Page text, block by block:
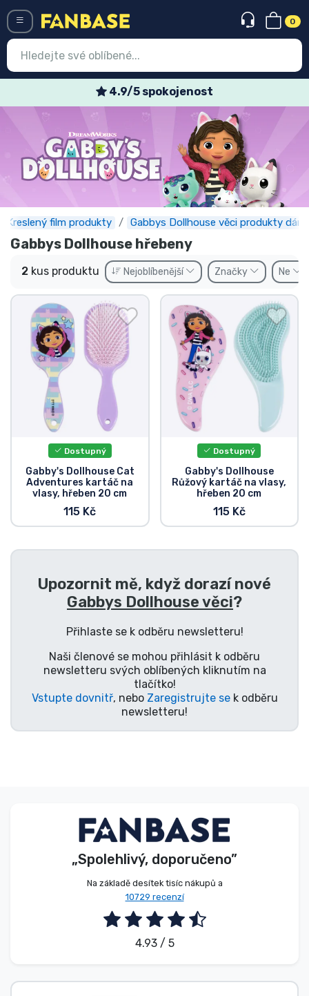
0
4.9/5 spokojenost
Kreslený film produkty Gabbys Dollhouse věci produkty
Gabbys Dollhouse hřebeny
2 kus produktu Nejoblíbenější Značky Ne
Dostupný
Gabby's Dollhouse Cat
Adventures kartáč na
vlasy, hřeben 20 cm
115 Kč
Dostupný
Gabby's Dollhouse
Růžový kartáč na vlasy,
hřeben 20 cm
115 Kč
Upozornit mě, když dorazí nové
Gabbys Dollhouse věci?
Přihlaste se k odběru newsletteru!
Naši členové se mohou přihlásit k odběru
newsletteru svých oblíbených kliknutím na
tlačítko!
Vstupte dovnitř, nebo Zaregistrujte sek odběru
newsletteru!
„Spolehlivý, doporučeno”
Na základě desítek tisíc nákupů a
10729 recenzí
4.93 / 5
Registrace
Nejnovější věci
Expresní doručení
Předobjednat
Outlet produkty
Doprava a platba
Seriálové věci
Filmové věci
Úžasné věci
Anime věci
Hráčské věci
Sportovní věci
Hudební věci
Typy produktů
Značky